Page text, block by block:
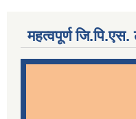
महत्वपूर्ण